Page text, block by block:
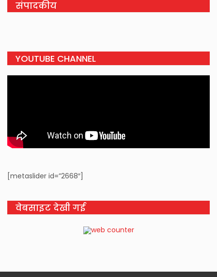
संपादकीय
YOUTUBE CHANNEL
[metaslider id=”2668″]
वेबसाइट देखी गई